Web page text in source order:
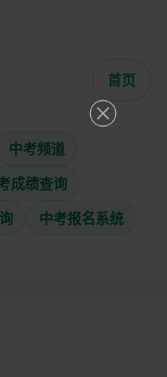
首页
中考频道
成绩查询
中考报名系统